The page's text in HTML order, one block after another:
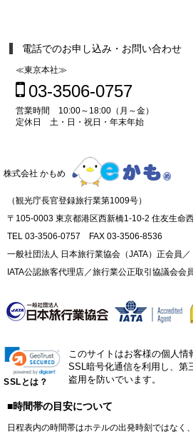
電話でのお申し込み・お問い合わせ
≪東京本社≫
03-3506-0757
営業時間 10:00～18:00（月～金）
定休日 土・日・祝日・年末年始
株式会社 かもめ
（観光庁長官登録旅行業第1009号）
〒105-0003 東京都港区西新橋1-10-2 住友生命
TEL 03-3506-0757 FAX 03-3506-8536
一般社団法人 日本旅行業協会（JATA）正会員／
IATA公認旅客代理店／旅行業公正取引協議会会
SSLとは？
このサイトはお客様の個人
SSL暗号化通信を利用し、第
盗用を防いでいます。
■時間帯の目安について
日程表内の時間帯はホテルの出発時刻ではなく